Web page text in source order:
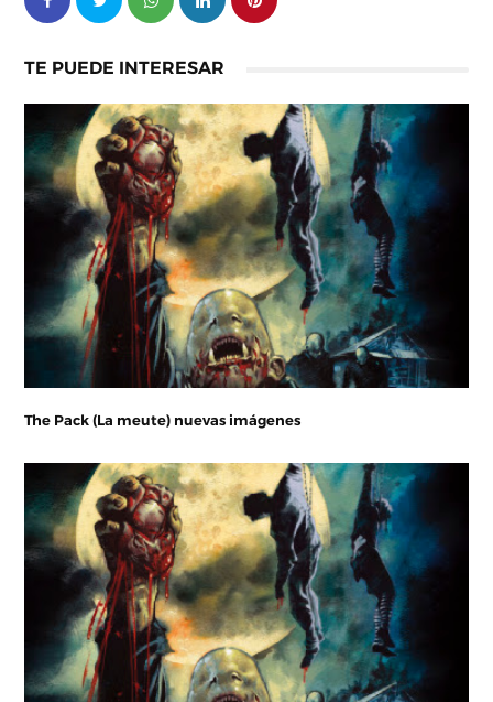
TE PUEDE INTERESAR
The Pack (La meute) nuevas imágenes